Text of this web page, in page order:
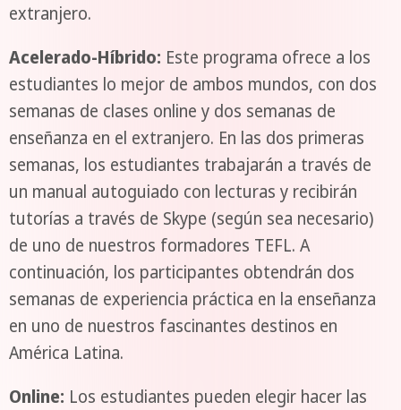
extranjero.
Acelerado-Híbrido: Este programa ofrece a los
estudiantes lo mejor de ambos mundos, con dos
semanas de clases online y dos semanas de
enseñanza en el extranjero. En las dos primeras
semanas, los estudiantes trabajarán a través de
un manual autoguiado con lecturas y recibirán
tutorías a través de Skype (según sea necesario)
de uno de nuestros formadores TEFL. A
continuación, los participantes obtendrán dos
semanas de experiencia práctica en la enseñanza
en uno de nuestros fascinantes destinos en
América Latina.
Online: Los estudiantes pueden elegir hacer las